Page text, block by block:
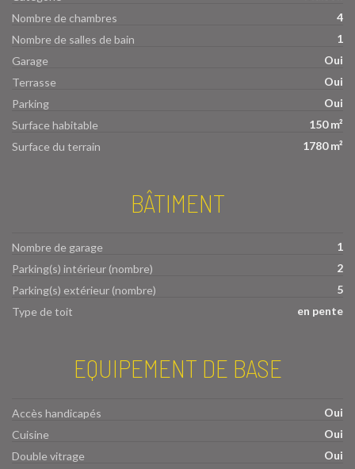
Nombre de chambres
4
Nombre de salles de bain
1
Garage
Oui
Terrasse
Oui
Parking
Oui
Surface habitable
150 m²
Surface du terrain
1780 m²
BÂTIMENT
Nombre de garage
1
Parking(s) intérieur (nombre)
2
Parking(s) extérieur (nombre)
5
Type de toit
en pente
EQUIPEMENT DE BASE
Accès handicapés
Oui
Cuisine
Oui
Double vitrage
Oui